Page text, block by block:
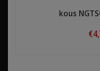
kous